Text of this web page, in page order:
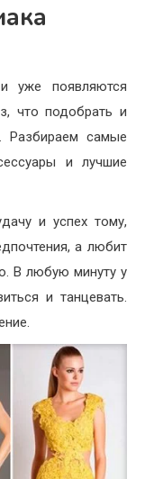
уже появляются
что подобрать и
самые
и лучшие
и успех тому,
а любит
В любую минуту у
и танцевать.